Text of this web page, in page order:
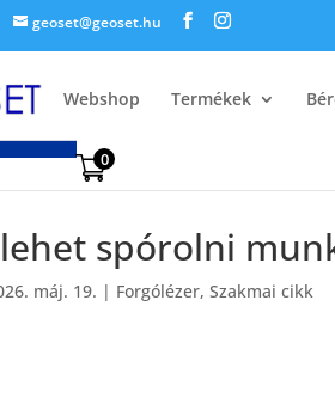
geoset@geoset.hu
Webshop Termékek
0
spórolni
máj. 19. | Forgólézer,Szakmai cikk